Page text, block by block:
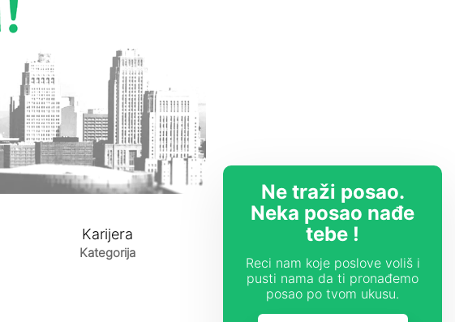
Karijera
Kategorija
Ne traži posao.
Neka posao nađe
tebe !
Reci nam koje poslove voliš i
pusti nama da ti pronađemo
posao po tvom ukusu.